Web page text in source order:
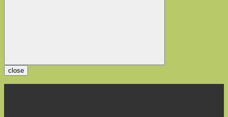
close